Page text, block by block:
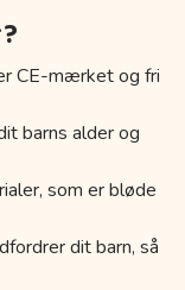
CE-mærket og fri
barns alder og
som er bløde
dit barn, så